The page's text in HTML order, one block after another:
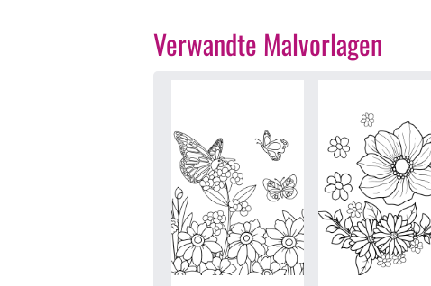
Verwandte Malvorlagen